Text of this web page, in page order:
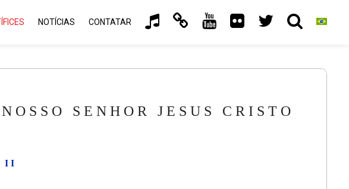
NOTÍCIAS CONTATAR
SENHOR JESUS CRISTO
II